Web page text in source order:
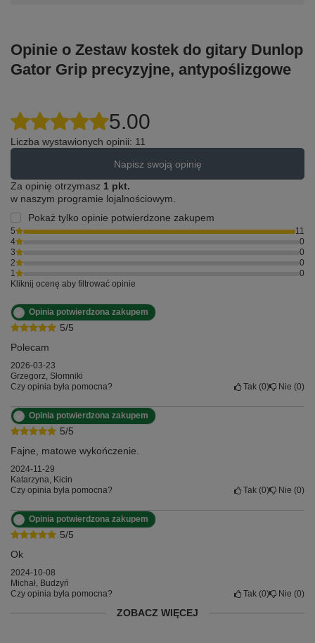
Opinie o Zestaw kostek do gitary Dunlop
Gator Grip precyzyjne, antypoślizgowe
5.00
Liczba wystawionych opinii: 11
Napisz swoją opinię
Za opinię otrzymasz 1 pkt.
w naszym programie lojalnościowym.
Pokaż tylko opinie potwierdzone zakupem
5
11
4
0
3
0
2
0
1
0
Kliknij ocenę aby filtrować opinie
5/5
Opinia potwierdzona zakupem
Polecam
2026-03-23
Grzegorz, Słomniki
Czy opinia była pomocna?
Tak 0 Nie 0
5/5
Opinia potwierdzona zakupem
Fajne, matowe wykończenie.
2024-11-29
Katarzyna, Kicin
Czy opinia była pomocna?
Tak 0 Nie 0
5/5
Opinia potwierdzona zakupem
Ok
2024-10-08
Michał, Budzyń
Czy opinia była pomocna?
Tak 0 Nie 0
ZOBACZ WIĘCEJ